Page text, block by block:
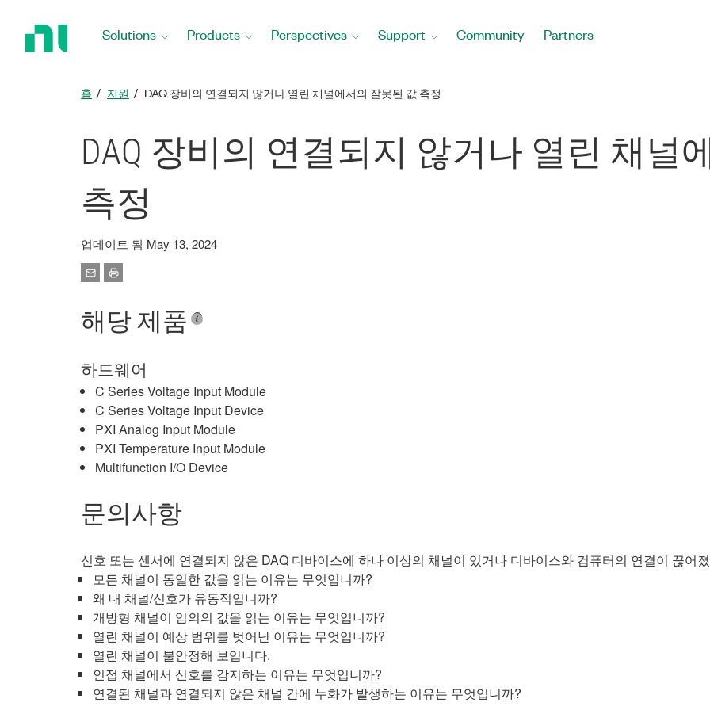
Solutions Products Perspectives Support Community Partners
홈 지원 DAQ 장비의 연결되지 않거나 열린 채널에서의 잘못된 값 측정
DAQ 장비의 연결되지 않거나 열린 채널
측정
업데이트 됨 May 13, 2024
해당 제품
하드웨어
C Series Voltage Input Module
C Series Voltage Input Device
PXI Analog Input Module
PXI Temperature Input Module
Multifunction I/O Device
문의사항
신호 또는 센서에 연결되지 않은 DAQ 디바이스에 하나 이상의 채널이 있거나 디바이스와 컴퓨터의 연결이 끊어
모든 채널이 동일한 값을 읽는 이유는 무엇입니까?
왜 내 채널/신호가 유동적입니까?
개방형 채널이 임의의 값을 읽는 이유는 무엇입니까?
열린 채널이 예상 범위를 벗어난 이유는 무엇입니까?
열린 채널이 불안정해 보입니다.
인접 채널에서 신호를 감지하는 이유는 무엇입니까?
연결된 채널과 연결되지 않은 채널 간에 누화가 발생하는 이유는 무엇입니까?